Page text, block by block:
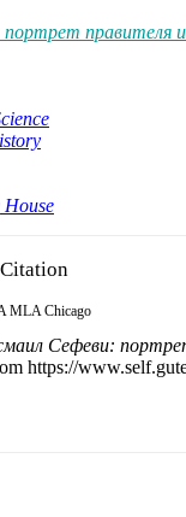
правителя и
Citation
MLA Chicago
Сефеви:
https://